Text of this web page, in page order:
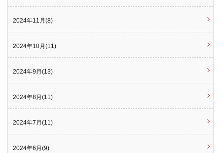
2024年11月(8)
2024年10月(11)
2024年9月(13)
2024年8月(11)
2024年7月(11)
2024年6月(9)